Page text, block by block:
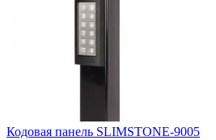
Кодовая панель SLIMSTONE-9005